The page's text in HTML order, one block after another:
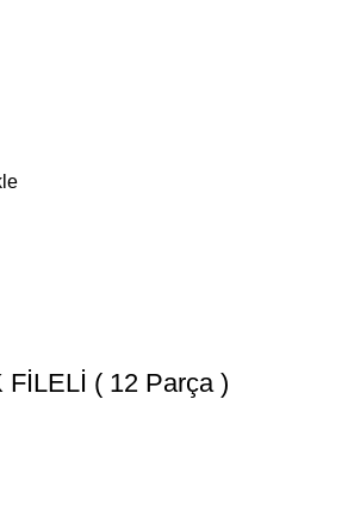
FİLELİ ( 12 Parça )